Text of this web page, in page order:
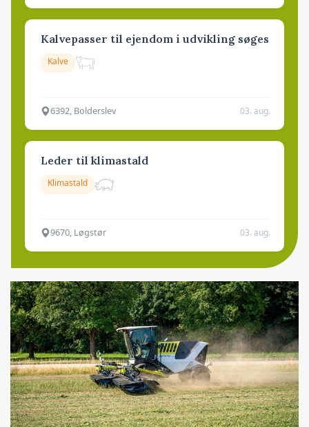
Kalvepasser til ejendom i udvikling søges
Kalve
6392, Bolderslev 03. aug.
Leder til klimastald
Klimastald
9670, Løgstør 03. aug.